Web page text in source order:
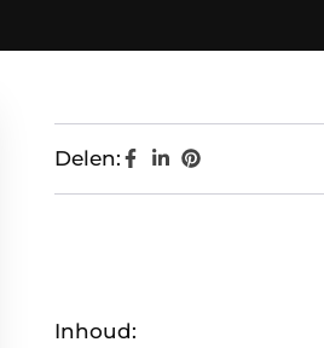
Delen:
Inhoud: